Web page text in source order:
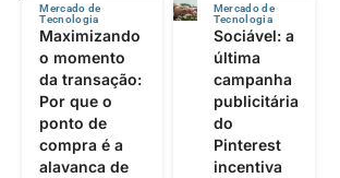
Mercado de
Tecnologia
Maximizando
o momento
da transação:
Por que o
ponto de
compra é a
alavanca de
Mercado de
Tecnologia
Sociável: a
última
campanha
publicitária
do
Pinterest
incentiva